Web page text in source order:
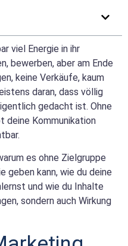
viel Energie in ihr
bewerben, aber am Ende
keine Verkäufe, kaum
daran, dass völlig
gedacht ist. Ohne
deine Kommunikation
es ohne Zielgruppe
geben kann, wie du deine
und wie du Inhalte
sondern auch Wirkung